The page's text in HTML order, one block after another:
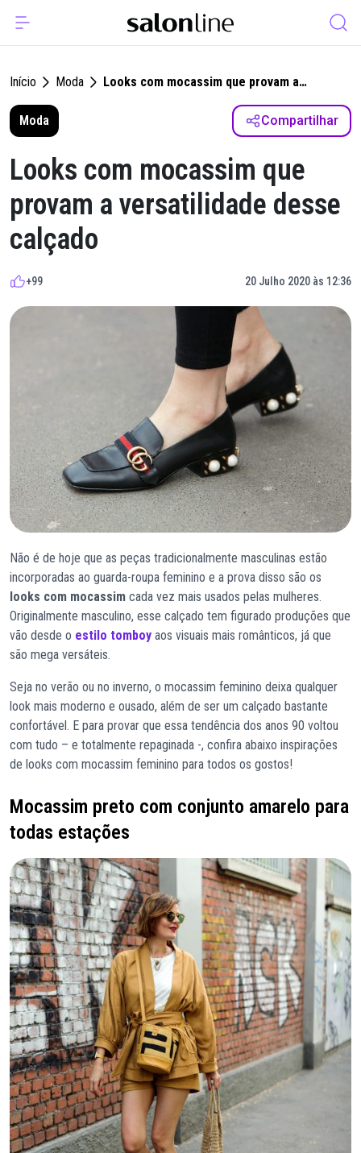
Início Moda
Looks com mocassim que provam a
versatilidade desse calçado
Moda
Compartilhar
Looks com mocassim que
provam a versatilidade desse
calçado
+99 20 Julho 2020 às 12:36
Não é de hoje que as peças tradicionalmente masculinas estão
incorporadas ao guarda-roupa feminino e a prova disso são os
looks com mocassim cada vez mais usados pelas mulheres.
Originalmente masculino, esse calçado tem figurado produções que
vão desde o estilo tomboy aos visuais mais românticos, já que
são mega versáteis.
Seja no verão ou no inverno, o mocassim feminino deixa qualquer
look mais moderno e ousado, além de ser um calçado bastante
confortável. E para provar que essa tendência dos anos 90 voltou
com tudo – e totalmente repaginada -, confira abaixo inspirações
de looks com mocassim feminino para todos os gostos!
Mocassim preto com conjunto amarelo para
todas estações